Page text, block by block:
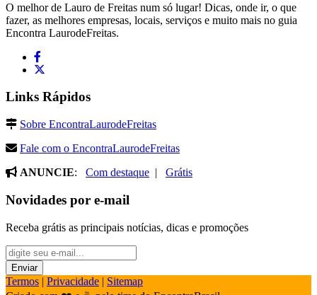
O melhor de Lauro de Freitas num só lugar! Dicas, onde ir, o que
fazer, as melhores empresas, locais, serviços e muito mais no guia
Encontra LaurodeFreitas.
Links Rápidos
Sobre EncontraLaurodeFreitas
Fale com o EncontraLaurodeFreitas
ANUNCIE: Com destaque | Grátis
Novidades por e-mail
Receba grátis as principais notícias, dicas e promoções
Termos | Privacidade | Sitemap